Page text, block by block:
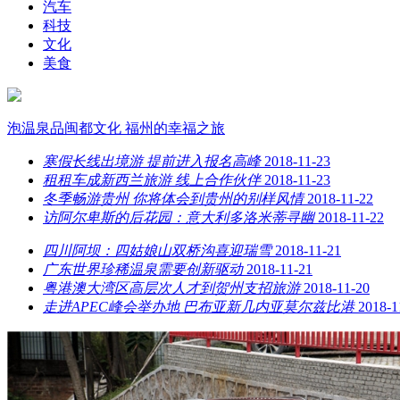
汽车
科技
文化
美食
泡温泉品闽都文化 福州的幸福之旅
寒假长线出境游 提前进入报名高峰 2018-11-23
租租车成新西兰旅游 线上合作伙伴 2018-11-23
冬季畅游贵州 你将体会到贵州的别样风情 2018-11-22
访阿尔卑斯的后花园：意大利多洛米蒂寻幽 2018-11-22
四川阿坝：四姑娘山双桥沟喜迎瑞雪 2018-11-21
广东世界珍稀温泉需要创新驱动 2018-11-21
粤港澳大湾区高层次人才到贺州支招旅游 2018-11-20
走进APEC峰会举办地 巴布亚新几内亚莫尔兹比港 2018-